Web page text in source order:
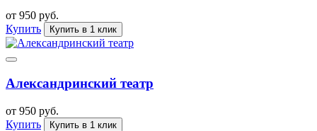
от 950 руб.
Купить
Купить в 1 клик
Александринский театр
от 950 руб.
Купить
Купить в 1 клик